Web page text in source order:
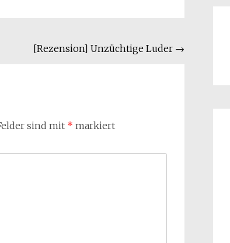
[Rezension] Unzüchtige Luder →
sind mit * markiert